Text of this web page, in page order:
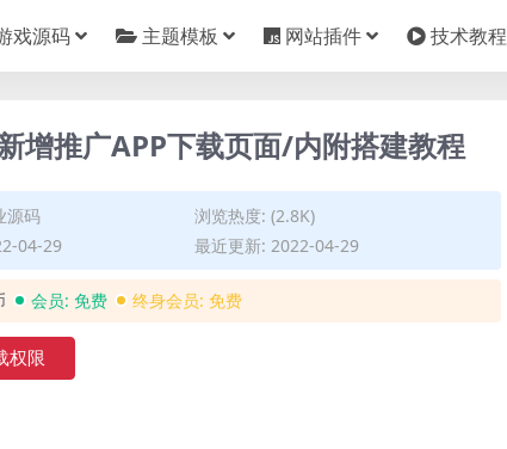
戏源码 主题模板 网站插件 技术教程
增推广APP下载页面/内附搭建教程
源码
浏览热度: (2.8K)
04-29
最近更新: 2022-04-29
会员: 免费 终身会员: 免费
权限